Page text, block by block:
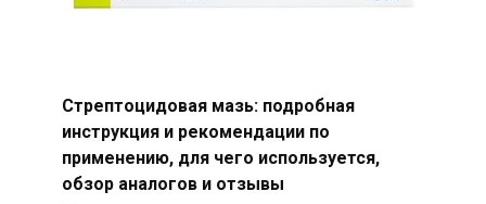
Стрептоцидовая мазь: подробная
инструкция и рекомендации по
применению, для чего используется,
обзор аналогов и отзывы